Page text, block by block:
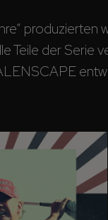
produzierten
Teile der Serie